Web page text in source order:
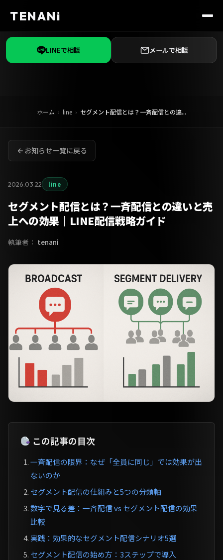
TENANi
LINEで相談 メールで相談
ホーム line セグメント配信とは？一斉配信との違...
お知らせ一覧に戻る
2026.03.22 line
セグメント配信とは？一斉配信との違いと売
上への効果｜LINE配信戦略ガイド
執筆者： tenani
この記事の目次
一斉配信の限界：なぜ「全員に同じ」では効果が出
ないのか
セグメント配信の仕組みと5つの分類軸
数字で見る差：一斉配信 vs セグメント配信の効果
比較
実践：効果的なセグメント配信シナリオ5選
セグメント配信の始め方：3ステップで導入